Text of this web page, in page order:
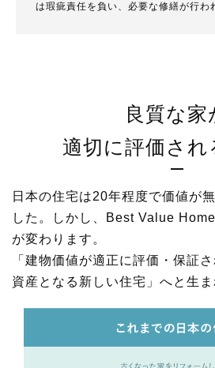
は瑕疵責任を負い、必要な修繕が行わ
良質な家
適切に評価され
日本の住宅は20年程度で価値が
した。
しかし、Best Value
が変わります。
「建物価値が適正に評価・保証
資産となる新しい住宅」へと生ま